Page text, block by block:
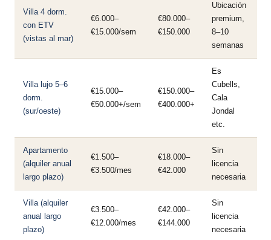
Villa 4 dorm.
con ETV
(vistas al mar)
€6.000–
€15.000/sem
€80.000–
€150.000
Ubicación
premium,
8–10
semanas
Villa lujo 5–6
dorm.
(sur/oeste)
€15.000–
€50.000+/sem
€150.000–
€400.000+
Es
Cubells,
Cala
Jondal
etc.
Apartamento
(alquiler anual
largo plazo)
€1.500–
€3.500/mes
€18.000–
€42.000
Sin
licencia
necesaria
Villa (alquiler
anual largo
plazo)
€3.500–
€12.000/mes
€42.000–
€144.000
Sin
licencia
necesaria